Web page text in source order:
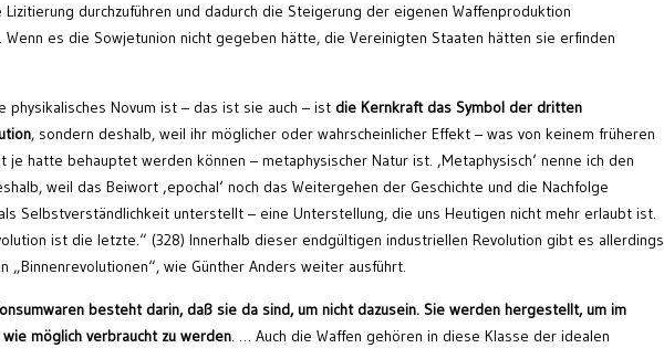
durchzuführen und dadurch die Steigerung der eigenen Waffenproduktion
Wenn es die Sowjetunion nicht gegeben hätte, die Vereinigten Staaten hätten sie erfinden
physikalisches Novum ist – das ist sie auch – ist die Kernkraft das Symbol der dritten
, sondern deshalb, weil ihr möglicher oder wahrscheinlicher Effekt – was von keinem früheren
je hatte behauptet werden können – metaphysischer Natur ist. ‚Metaphysisch‘ nenne ich den
weil das Beiwort ‚epochal‘ noch das Weitergehen der Geschichte und die Nachfolge
Selbstverständlichkeit unterstellt – eine Unterstellung, die uns Heutigen nicht mehr erlaubt ist.
ist die letzte.“ (328) Innerhalb dieser endgültigen industriellen Revolution gibt es allerdings
„Binnenrevolutionen“, wie Günther Anders weiter ausführt.
besteht darin, daß sie da sind, um nicht dazusein. Sie werden hergestellt, um im
möglich verbraucht zu werden. … Auch die Waffen gehören in diese Klasse der idealen